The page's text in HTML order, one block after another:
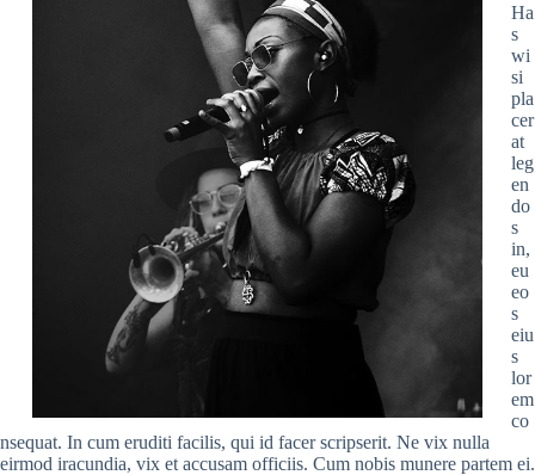
Ha
s
wi
si
pla
cer
at
leg
en
do
s
in,
eu
eo
s
eiu
s
lor
em
co
nsequat. In cum eruditi facilis, qui id facer scripserit. Ne vix nulla
eirmod iracundia, vix et accusam officiis. Cum nobis munere partem ei.